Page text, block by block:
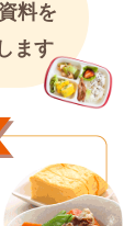
料を
ます